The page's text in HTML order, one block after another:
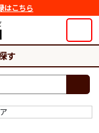
はこちら
す